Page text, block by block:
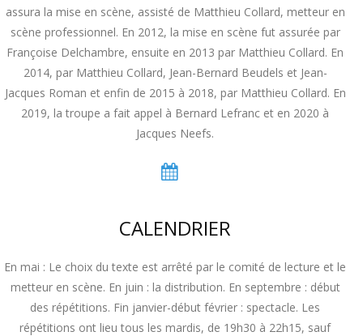
assura la mise en scène, assisté de Matthieu Collard, metteur en
scène professionnel. En 2012, la mise en scène fut assurée par
Françoise Delchambre, ensuite en 2013 par Matthieu Collard. En
2014, par Matthieu Collard, Jean-Bernard Beudels et Jean-
Jacques Roman et enfin de 2015 à 2018, par Matthieu Collard. En
2019, la troupe a fait appel à Bernard Lefranc et en 2020 à
Jacques Neefs.
CALENDRIER
En mai : Le choix du texte est arrêté par le comité de lecture et le
metteur en scène. En juin : la distribution. En septembre : début
des répétitions. Fin janvier-début février : spectacle. Les
répétitions ont lieu tous les mardis, de 19h30 à 22h15, sauf